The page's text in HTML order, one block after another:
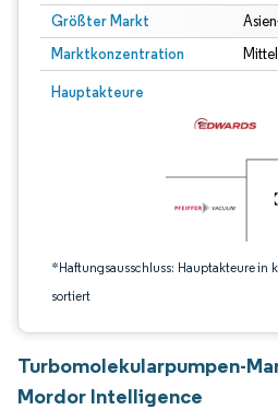
Größter Markt
Marktkonzentration Mittel
Hauptakteure
*Haftungsausschluss: Hauptakteure in
sortiert
Bild © Mordor Intelligence.
Turbomolekularpumpen-
Mordor Intelligence